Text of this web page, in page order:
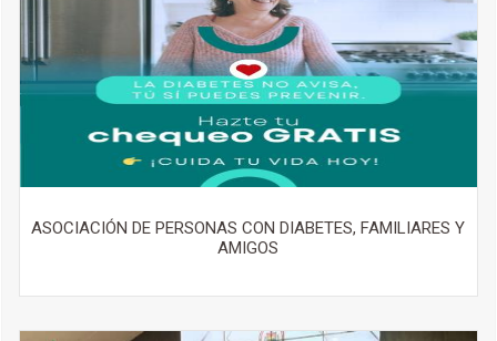
ASOCIACIÓN DE PERSONAS CON DIABETES, FAMILIARES Y
AMIGOS